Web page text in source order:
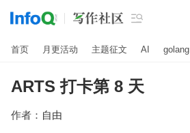

首页 月更活动 主题征文 AI golang
ARTS 打卡第 8 天
作者： 自由